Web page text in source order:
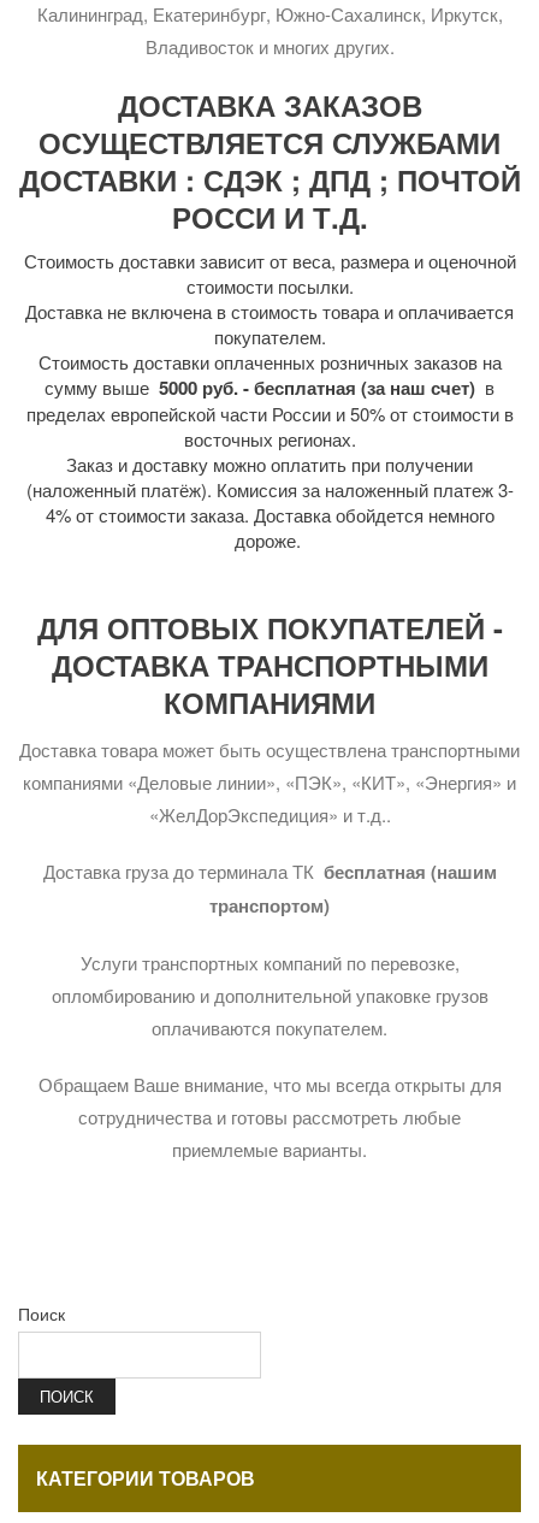
Калининград, Екатеринбург, Южно-Сахалинск, Иркутск,
Владивосток и многих других.
ДОСТАВКА ЗАКАЗОВ
ОСУЩЕСТВЛЯЕТСЯ СЛУЖБАМИ
ДОСТАВКИ : СДЭК ; ДПД ; ПОЧТОЙ
РОССИ И Т.Д.
Стоимость доставки зависит от веса, размера и оценочной
стоимости посылки.
Доставка не включена в стоимость товара и оплачивается
покупателем.
Стоимость доставки оплаченных розничных заказов на
сумму выше 5000 руб. - бесплатная (за наш счет) в
пределах европейской части России и 50% от стоимости в
восточных регионах.
Заказ и доставку можно оплатить при получении
(наложенный платёж). Комиссия за наложенный платеж 3-
4% от стоимости заказа. Доставка обойдется немного
дороже.
ДЛЯ ОПТОВЫХ ПОКУПАТЕЛЕЙ -
ДОСТАВКА ТРАНСПОРТНЫМИ
КОМПАНИЯМИ
Доставка товара может быть осуществлена транспортными
компаниями «Деловые линии», «ПЭК», «КИТ», «Энергия» и
«ЖелДорЭкспедиция» и т.д..
Доставка груза до терминала ТК бесплатная (нашим
транспортом)
Услуги транспортных компаний по перевозке,
опломбированию и дополнительной упаковке грузов
оплачиваются покупателем.
Обращаем Ваше внимание, что мы всегда открыты для
сотрудничества и готовы рассмотреть любые
приемлемые варианты.
Поиск
ПОИСК
КАТЕГОРИИ ТОВАРОВ